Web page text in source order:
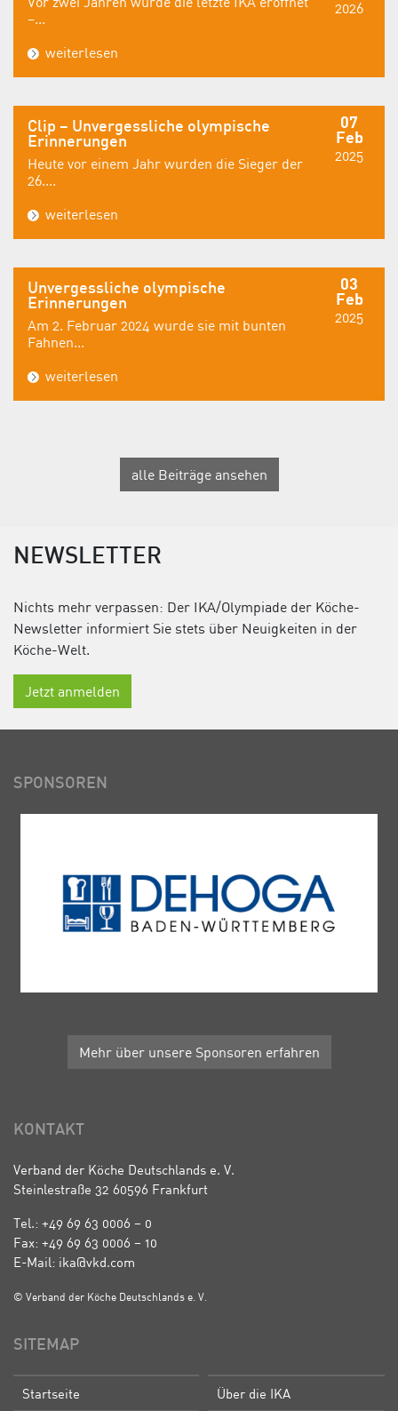
2026
–...
weiterlesen
07
Feb
2025
Clip – Unvergessliche olympische
Erinnerungen
Heute vor einem Jahr wurden die Sieger der
26....
weiterlesen
03
Feb
2025
Unvergessliche olympische
Erinnerungen
Am 2. Februar 2024 wurde sie mit bunten
Fahnen...
weiterlesen
alle Beiträge ansehen
NEWSLETTER
Nichts mehr verpassen: Der IKA/Olympiade der Köche-
Newsletter informiert Sie stets über Neuigkeiten in der
Köche-Welt.
Jetzt anmelden
SPONSOREN
Mehr über unsere Sponsoren erfahren
KONTAKT
Verband der Köche Deutschlands e. V.
Steinlestraße 32 60596 Frankfurt
Tel.: +49 69 63 0006 – 0
Fax: +49 69 63 0006 – 10
E-Mail: ika@vkd.com
© Verband der Köche Deutschlands e. V.
SITEMAP
Startseite Über die IKA